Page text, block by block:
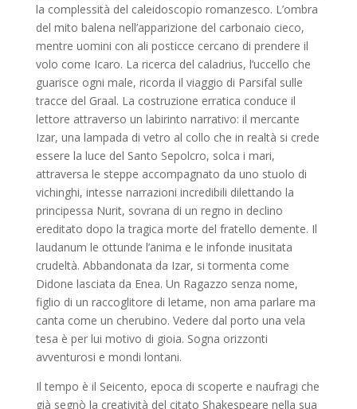
la complessità del caleidoscopio romanzesco. L’ombra
del mito balena nell’apparizione del carbonaio cieco,
mentre uomini con ali posticce cercano di prendere il
volo come Icaro. La ricerca del caladrius, l’uccello che
guarisce ogni male, ricorda il viaggio di Parsifal sulle
tracce del Graal. La costruzione erratica conduce il
lettore attraverso un labirinto narrativo: il mercante
Izar, una lampada di vetro al collo che in realtà si crede
essere la luce del Santo Sepolcro, solca i mari,
attraversa le steppe accompagnato da uno stuolo di
vichinghi, intesse narrazioni incredibili dilettando la
principessa Nurit, sovrana di un regno in declino
ereditato dopo la tragica morte del fratello demente. Il
laudanum le ottunde l’anima e le infonde inusitata
crudeltà. Abbandonata da Izar, si tormenta come
Didone lasciata da Enea. Un Ragazzo senza nome,
figlio di un raccoglitore di letame, non ama parlare ma
canta come un cherubino. Vedere dal porto una vela
tesa è per lui motivo di gioia. Sogna orizzonti
avventurosi e mondi lontani.
Il tempo è il Seicento, epoca di scoperte e naufragi che
già segnò la creatività del citato Shakespeare nella sua